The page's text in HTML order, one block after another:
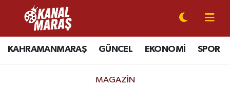
KAHRAMANMARAŞ GÜNCEL EKONOMİ SPOR
MAGAZİN
CANLI YAYIN
KAHRAMANMARAŞ
Kahramanmaraş Nöbetçi Eczaneler
Kahramanmaraş Hava Durumu